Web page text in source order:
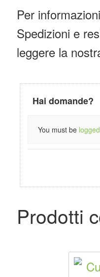
Per
Spedizioni e
leggere la
Hai domande?
You must be
Prodotti